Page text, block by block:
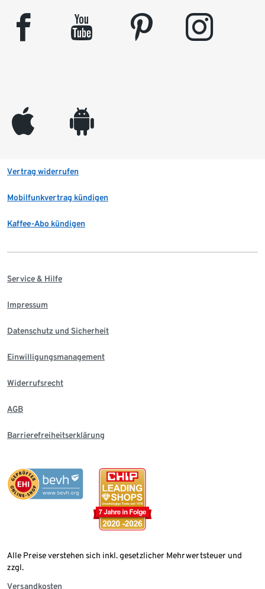
facebook youtube pinterest instagram
appleinc android
Vertrag widerrufen
Mobilfunkvertrag kündigen
Kaffee-Abo kündigen
Service & Hilfe
Impressum
Datenschutz und Sicherheit
Einwilligungsmanagement
Widerrufsrecht
AGB
Barrierefreiheitserklärung
Alle Preise verstehen sich inkl. gesetzlicher Mehrwertsteuer und
zzgl.
Versandkosten